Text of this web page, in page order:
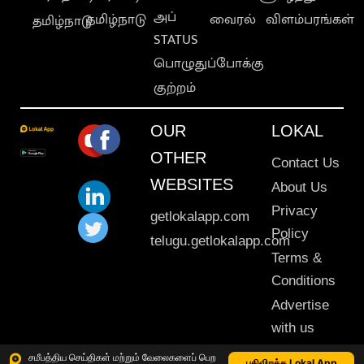
சமீபத்திய செய்திகள் மற்றும் வேலைகளைப் பெற
தமிழ்நாடுதமிழ்நாடு அப்
STATUS
பொழுதுப்போக்கு
குற்றம்
வைரல் விளம்பரங்கள்
OUR
OTHER
WEBSITES
getlokalapp.com
telugu.getlokalapp.com
LOKAL
Contact Us
About Us
Privacy
Policy
Terms &
Conditions
Advertise
with us
Sitemap